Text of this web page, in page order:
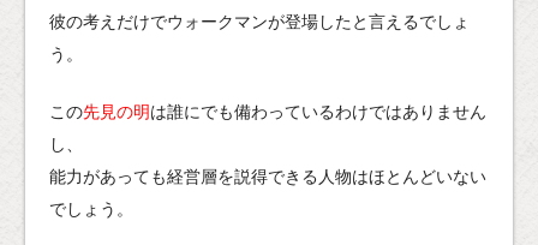
彼の考えだけでウォークマンが登場したと言えるでしょ
う。
この先見の明は誰にでも備わっているわけではありません
し、
能力があっても経営層を説得できる人物はほとんどいない
でしょう。